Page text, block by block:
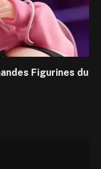
Figurines du